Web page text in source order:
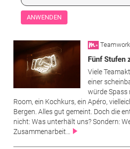
Teamwork
Fünf Stufen
Viele
einer
würde Spass
Room, ein Kochkurs, ein Apéro,
Bergen. Alles gut gemeint. Doch die
nicht: Was unterhält uns? Sondern:
Zusammenarbeit…